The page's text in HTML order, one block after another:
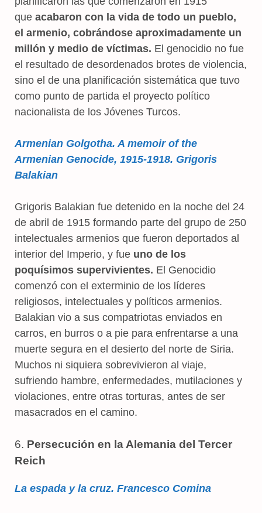
que acabaron con la vida de todo un pueblo,
el armenio, cobrándose aproximadamente un
millón y medio de víctimas. El genocidio no fue
el resultado de desordenados brotes de violencia,
sino el de una planificación sistemática que tuvo
como punto de partida el proyecto político
nacionalista de los Jóvenes Turcos.
Armenian Golgotha. A memoir of the
Armenian Genocide, 1915-1918. Grigoris
Balakian
Grigoris Balakian fue detenido en la noche del 24
de abril de 1915 formando parte del grupo de 250
intelectuales armenios que fueron deportados al
interior del Imperio, y fue uno de los
poquísimos supervivientes. El Genocidio
comenzó con el exterminio de los líderes
religiosos, intelectuales y políticos armenios.
Balakian vio a sus compatriotas enviados en
carros, en burros o a pie para enfrentarse a una
muerte segura en el desierto del norte de Siria.
Muchos ni siquiera sobrevivieron al viaje,
sufriendo hambre, enfermedades, mutilaciones y
violaciones, entre otras torturas, antes de ser
masacrados en el camino.
6. Persecución en la Alemania del Tercer
Reich
La espada y la cruz. Francesco Comina